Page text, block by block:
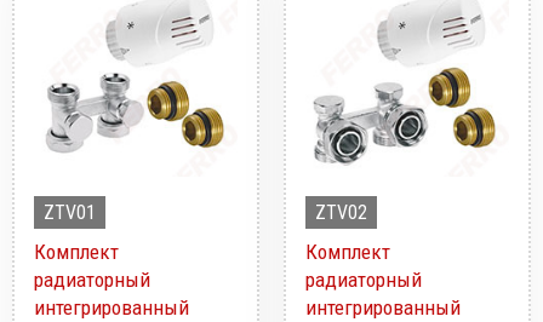
ZTV01
Комплект
радиаторный
интегрированный
ZTV02
Комплект
радиаторный
интегрированный